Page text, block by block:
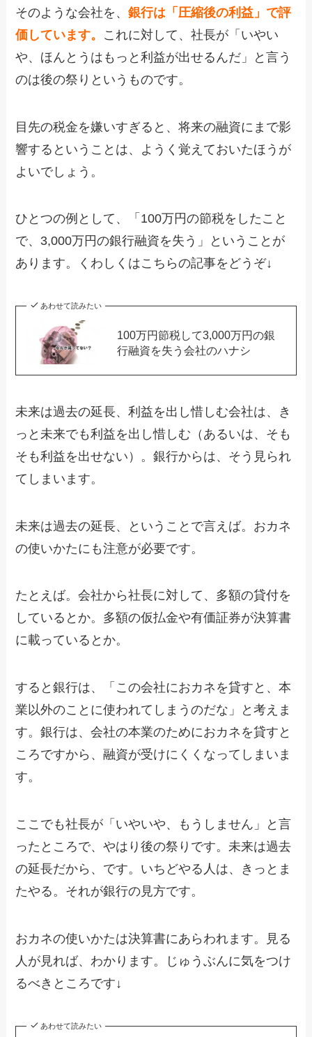
そのような会社を、銀行は「圧縮後の利益」で評
価しています。 これに対して、社長が「いやい
や、ほんとうはもっと利益が出せるんだ」と言う
のは後の祭りというものです。
目先の税金を嫌いすぎると、将来の融資にまで影
響するということは、ようく覚えておいたほうが
よいでしょう。
ひとつの例として、「100万円の節税をしたこと
で、3,000万円の銀行融資を失う」ということが
あります。くわしくはこちらの記事をどうぞ↓
あわせて読みたい
100万円節税して3,000万円の銀
行融資を失う会社のハナシ
未来は過去の延長、利益を出し惜しむ会社は、き
っと未来でも利益を出し惜しむ（あるいは、そも
そも利益を出せない）。銀行からは、そう見られ
てしまいます。
未来は過去の延長、ということで言えば。おカネ
の使いかたにも注意が必要です。
たとえば。会社から社長に対して、多額の貸付を
しているとか。多額の仮払金や有価証券が決算書
に載っているとか。
すると銀行は、「この会社におカネを貸すと、本
業以外のことに使われてしまうのだな」と考えま
す。銀行は、会社の本業のためにおカネを貸すと
ころですから、融資が受けにくくなってしまいま
す。
ここでも社長が「いやいや、もうしません」と言
ったところで、やはり後の祭りです。未来は過去
の延長だから、です。いちどやる人は、きっとま
たやる。それが銀行の見方です。
おカネの使いかたは決算書にあらわれます。見る
人が見れば、わかります。じゅうぶんに気をつけ
るべきところです↓
あわせて読みたい